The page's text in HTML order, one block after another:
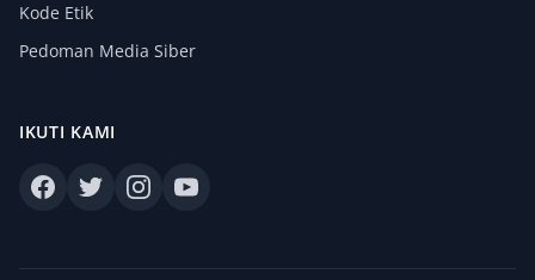
Kode Etik
Pedoman Media Siber
IKUTI KAMI